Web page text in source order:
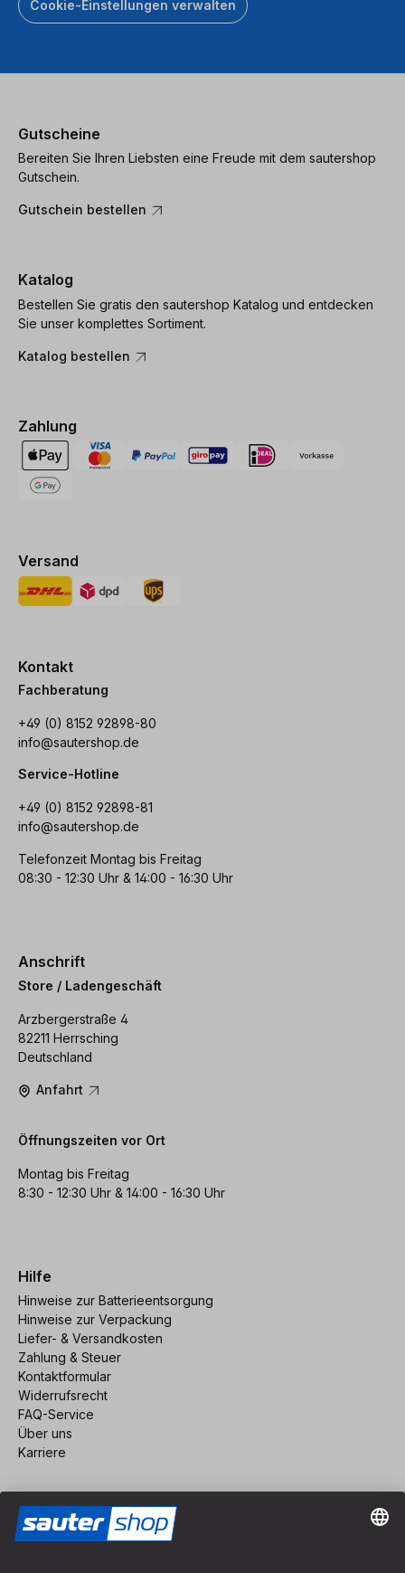
Cookie-Einstellungen verwalten
Gutscheine
Bereiten Sie Ihren Liebsten eine Freude mit dem sautershop
Gutschein.
Gutschein bestellen
Katalog
Bestellen Sie gratis den sautershop Katalog und entdecken
Sie unser komplettes Sortiment.
Katalog bestellen
Zahlung
Versand
Kontakt
Fachberatung
+49 (0) 8152 92898-80
info@sautershop.de
Service-Hotline
+49 (0) 8152 92898-81
info@sautershop.de
Telefonzeit Montag bis Freitag
08:30 - 12:30 Uhr & 14:00 - 16:30 Uhr
Anschrift
Store / Ladengeschäft
Arzbergerstraße 4
82211 Herrsching
Deutschland
Anfahrt
Öffnungszeiten vor Ort
Montag bis Freitag
8:30 - 12:30 Uhr & 14:00 - 16:30 Uhr
Hilfe
Hinweise zur Batterieentsorgung
Hinweise zur Verpackung
Liefer- & Versandkosten
Zahlung & Steuer
Kontaktformular
Widerrufsrecht
FAQ-Service
Über uns
Karriere